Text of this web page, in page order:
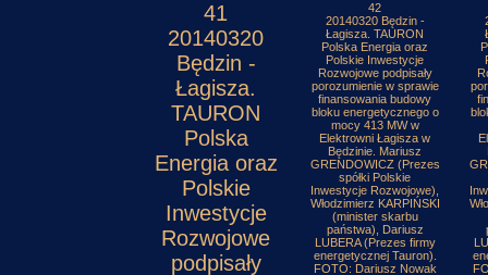
41
20140320
Będzin -
Łagisza.
TAURON
Polska
Energia oraz
Polskie
Inwestycje
Rozwojowe
podpisały
42
20140320 Będzin -
Łagisza. TAURON
Polska Energia oraz
Polskie Inwestycje
Rozwojowe podpisały
porozumienie w sprawie
finansowania budowy
bloku energetycznego o
mocy 413 MW w
Elektrowni Łagisza w
Będzinie. Mariusz
GRENDOWICZ (Prezes
spółki Polskie
Inwestycje Rozwojowe),
Włodzimierz KARPIŃSKI
(minister skarbu
państwa), Dariusz
LUBERA (Prezes firmy
energetycznej Tauron).
FOTO: Dariusz Nowak